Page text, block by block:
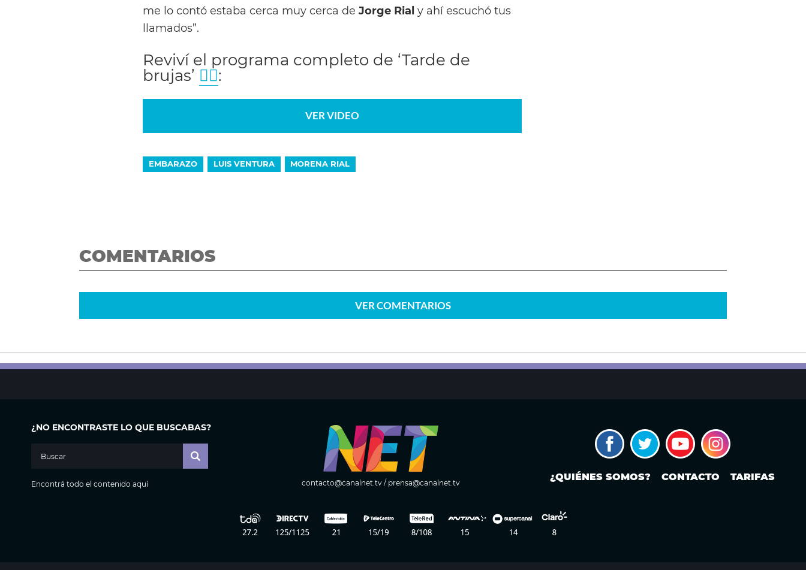
me lo contó estaba cerca muy cerca de Jorge Rial y ahí escuchó tus
llamados”.
Reviví el programa completo de ‘Tarde de
brujas’ 🧙‍♀️:
VER VIDEO
EMBARAZO LUIS VENTURA MORENA RIAL
COMENTARIOS
VERCOMENTARIOS
¿NO ENCONTRASTE LO QUE BUSCABAS?
Encontrá todo el contenido aquí contacto@canalnet.tv/ prensa@canalnet.tv ¿QUIÉNES SOMOS? CONTACTO TARIFAS